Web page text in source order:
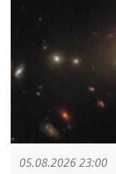
05.08.2026 23:00